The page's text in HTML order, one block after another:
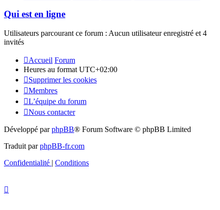
Qui est en ligne
Utilisateurs parcourant ce forum : Aucun utilisateur enregistré et 4
invités
Accueil Forum
Heures au format UTC+02:00
Supprimer les cookies
Membres
L’équipe du forum
Nous contacter
Développé parphpBB® Forum Software © phpBB Limited
Traduit parphpBB-fr.com
Confidentialité | Conditions